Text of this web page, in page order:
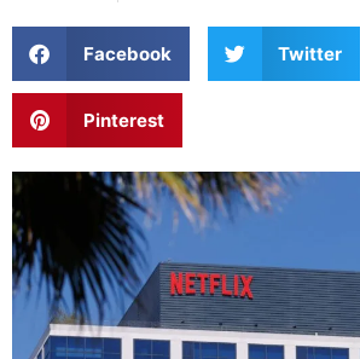
Facebook Twitter
Pinterest